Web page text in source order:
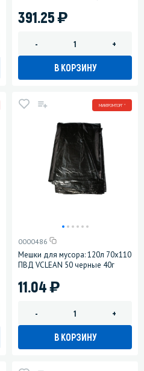
391.25)
- +
В КОРЗИНУ
МИНПРОМТОРГ *
0000486
Мешки для мусора: 120л 70х110
ПВД VCLEAN 50 черные 40г
11.04)
- +
В КОРЗИНУ